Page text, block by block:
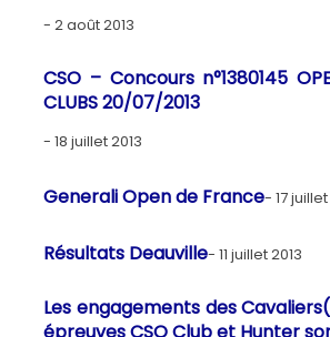
2 août 2013
CSO – Concours n°1380145
CLUBS 20/07/2013
18 juillet 2013
Generali Open de France 17
Résultats Deauville 11 juillet 2013
Les engagements des
épreuves CSO Club et Hunter